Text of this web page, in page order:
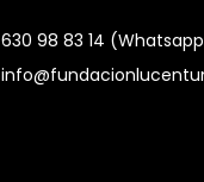
630 98 83 14